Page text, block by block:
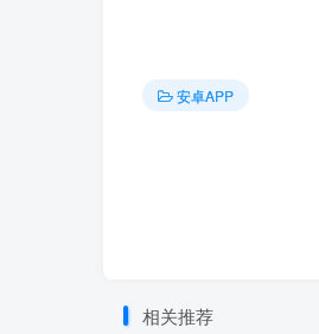
安卓APP
相关推荐